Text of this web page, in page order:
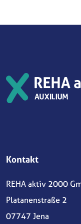
Kontakt
REHA aktiv 2000
Platanenstraße 2
07747 Jena